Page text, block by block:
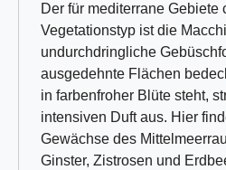
Der für mediterrane Gebiete
Vegetationstyp ist die
undurchdringliche
ausgedehnte Flächen
in farbenfroher Blüte steht,
intensiven Duft aus. Hier
Gewächse des
Ginster, Zistrosen und